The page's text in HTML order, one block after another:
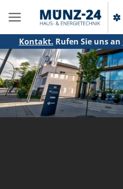
Inhalt
Kontakt. Rufen Sie uns an